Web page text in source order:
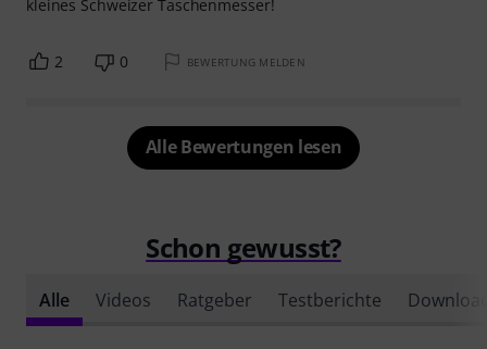
kleines Schweizer Taschenmesser!
2 0 BEWERTUNG MELDEN
Alle Bewertungen lesen
Schon gewusst?
Alle Videos Ratgeber Testberichte